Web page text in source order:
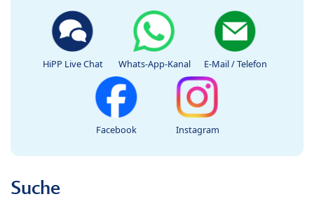
HiPP Live Chat Whats-App-Kanal E-Mail / Telefon
Facebook Instagram
Suche